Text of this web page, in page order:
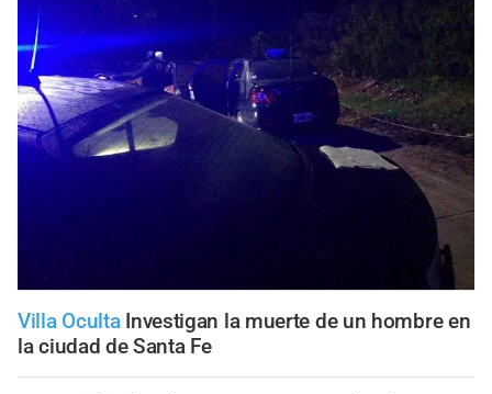
Villa Oculta Investigan la muerte de un hombre en
la ciudad de Santa Fe